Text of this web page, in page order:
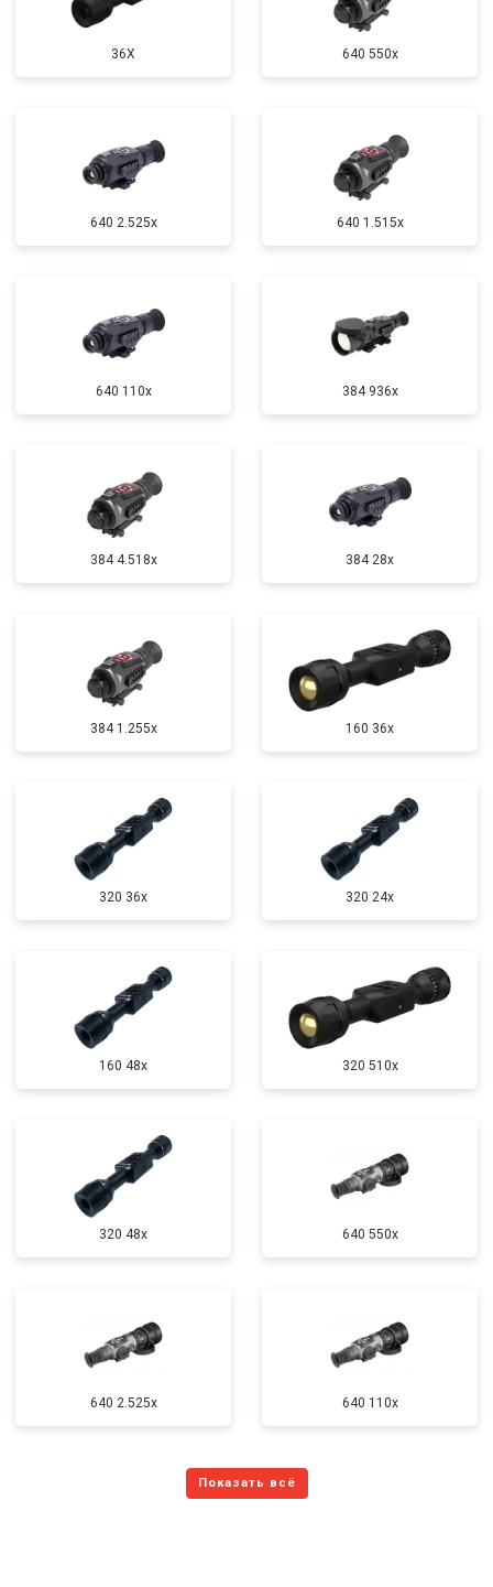
36X 640 550x
640 2.525x 640 1.515x
640 110x 384 936x
384 4.518x 384 28x
384 1.255х 160 36x
320 36x 320 24x
160 48x 320 510x
320 48x 640 550x
640 2.525x 640 110x